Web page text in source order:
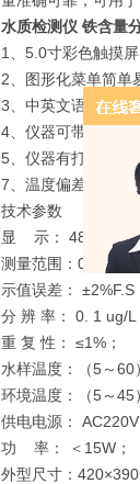
水质检测仪 铁含量
1、5.0寸彩色触摸
2、图形化菜单简单
3、中英文语言可选
4、仪器可带自检功
5、仪器有打印功能
7、温度偏差提示功
技术参数
显 示： 480X272
测量范围：0—200
示值误差： ±2%F.S
分 辨 率： 0. 1 ug/L
重 复 性： ≤1%；
水样温度：（5～60
环境温度：（5～
供电电源：
功 率： ＜15W；
外型尺寸：